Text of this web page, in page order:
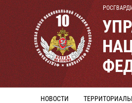
НОВОСТИ